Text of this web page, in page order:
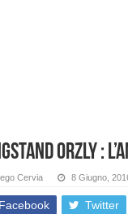
ORZLY :
Cervia 8 Giugno,
Facebook Twitter